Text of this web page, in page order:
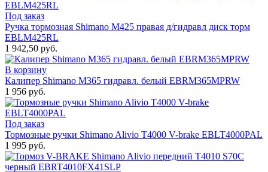
Под заказ
Ручка тормозная Shimano M425 правая д/гидравл диск торм
EBLM425RL
1 942,50 руб.
В корзину
Калипер Shimano M365 гидравл. белый EBRM365MPRW
1 956 руб.
Под заказ
Тормозные ручки Shimano Alivio T4000 V-brake EBLT4000PAL
1 995 руб.